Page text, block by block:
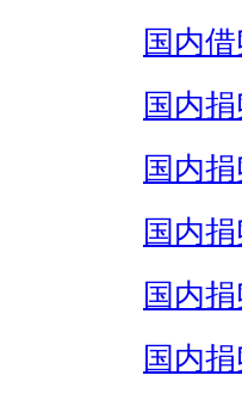
国内
国内
国内
国内
国内
国内